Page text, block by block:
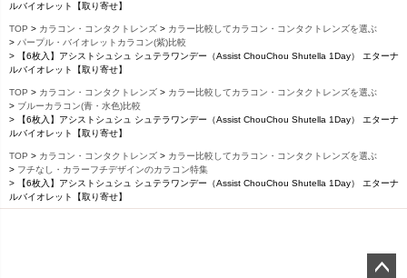
ルバイオレット【取り寄せ】
TOP カラコン・コンタクトレンズ
カラー比較してカラコン・コンタクトレンズを選ぶ
パープル・バイオレットカラコン(紫)比較
【6枚入】アシストシュシュ シュテラワンデー（Assist ChouChou Shutella 1Day） エターナ
ルバイオレット【取り寄せ】
TOP カラコン・コンタクトレンズ
カラー比較してカラコン・コンタクトレンズを選ぶ
ブルーカラコン(青・水色)比較
【6枚入】アシストシュシュ シュテラワンデー（Assist ChouChou Shutella 1Day） エターナ
ルバイオレット【取り寄せ】
TOP カラコン・コンタクトレンズ
カラー比較してカラコン・コンタクトレンズを選ぶ
フチなし・カラーフチデザインのカラコン特集
【6枚入】アシストシュシュ シュテラワンデー（Assist ChouChou Shutella 1Day） エターナ
ルバイオレット【取り寄せ】